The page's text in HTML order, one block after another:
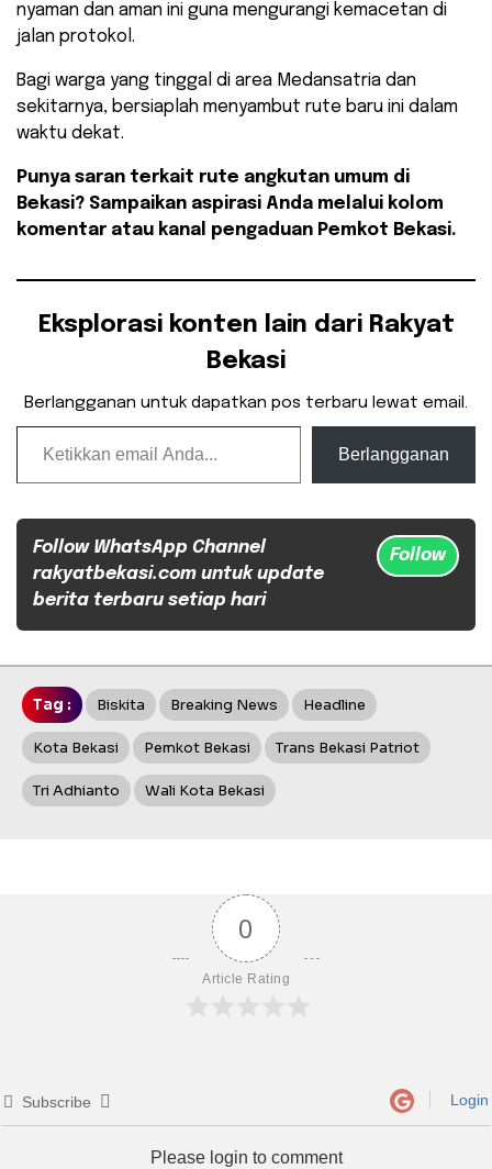
nyaman dan aman ini guna mengurangi kemacetan di
jalan protokol.
Bagi warga yang tinggal di area Medansatria dan
sekitarnya, bersiaplah menyambut rute baru ini dalam
waktu dekat.
Punya saran terkait rute angkutan umum di
Bekasi? Sampaikan aspirasi Anda melalui kolom
komentar atau kanal pengaduan Pemkot Bekasi.
Eksplorasi konten lain dari Rakyat
Bekasi
Berlangganan untuk dapatkan pos terbaru lewat email.
Ketikkan email Anda...
Berlangganan
Follow WhatsApp Channel
rakyatbekasi.com untuk update
berita terbaru setiap hari
Follow
Tag : Biskita Breaking News Headline
Kota Bekasi Pemkot Bekasi Trans Bekasi Patriot
Tri Adhianto Wali Kota Bekasi
0
Article Rating
Subscribe Login
Please login to comment